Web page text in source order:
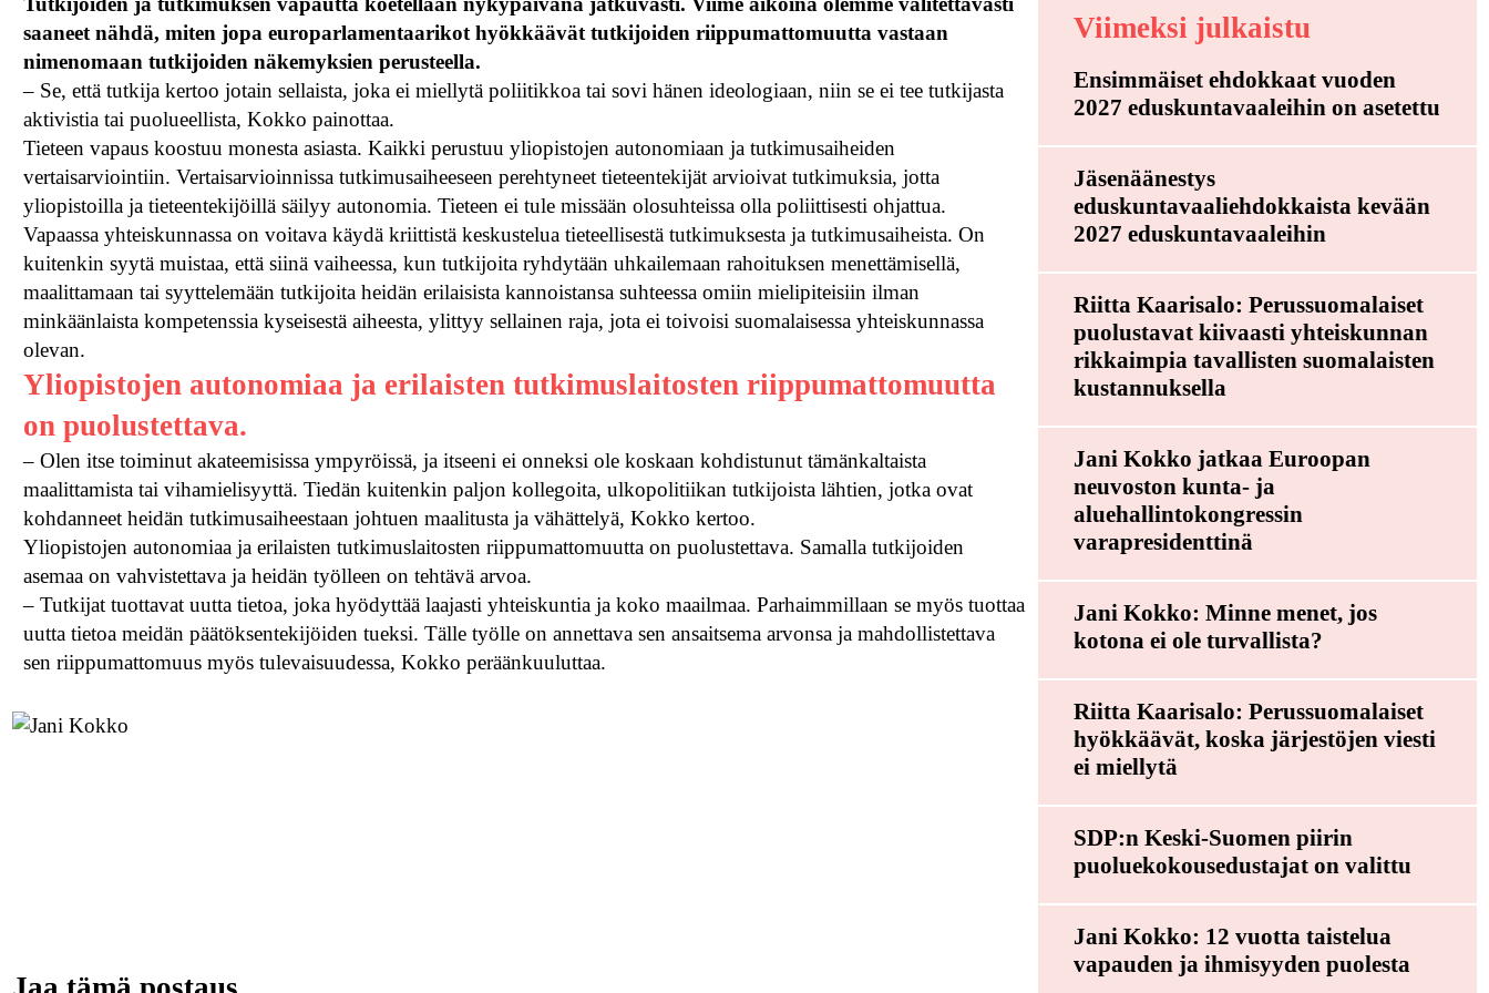
saaneet nähdä, miten jopa europarlamentaarikot hyökkäävät tutkijoiden riippumattomuutta vastaan
nimenomaan tutkijoiden näkemyksien perusteella.
– Se, että tutkija kertoo jotain sellaista, joka ei miellytä poliitikkoa tai sovi hänen ideologiaan, niin se ei tee tutkijasta
aktivistia tai puolueellista, Kokko painottaa.
Tieteen vapaus koostuu monesta asiasta. Kaikki perustuu yliopistojen autonomiaan ja tutkimusaiheiden
vertaisarviointiin. Vertaisarvioinnissa tutkimusaiheeseen perehtyneet tieteentekijät arvioivat tutkimuksia, jotta
yliopistoilla ja tieteentekijöillä säilyy autonomia. Tieteen ei tule missään olosuhteissa olla poliittisesti ohjattua.
Vapaassa yhteiskunnassa on voitava käydä kriittistä keskustelua tieteellisestä tutkimuksesta ja tutkimusaiheista. On
kuitenkin syytä muistaa, että siinä vaiheessa, kun tutkijoita ryhdytään uhkailemaan rahoituksen menettämisellä,
maalittamaan tai syyttelemään tutkijoita heidän erilaisista kannoistansa suhteessa omiin mielipiteisiin ilman
minkäänlaista kompetenssia kyseisestä aiheesta, ylittyy sellainen raja, jota ei toivoisi suomalaisessa yhteiskunnassa
olevan.
Yliopistojen autonomiaa ja erilaisten tutkimuslaitosten riippumattomuutta
on puolustettava.
– Olen itse toiminut akateemisissa ympyröissä, ja itseeni ei onneksi ole koskaan kohdistunut tämänkaltaista
maalittamista tai vihamielisyyttä. Tiedän kuitenkin paljon kollegoita, ulkopolitiikan tutkijoista lähtien, jotka ovat
kohdanneet heidän tutkimusaiheestaan johtuen maalitusta ja vähättelyä, Kokko kertoo.
Yliopistojen autonomiaa ja erilaisten tutkimuslaitosten riippumattomuutta on puolustettava. Samalla tutkijoiden
asemaa on vahvistettava ja heidän työlleen on tehtävä arvoa.
– Tutkijat tuottavat uutta tietoa, joka hyödyttää laajasti yhteiskuntia ja koko maailmaa. Parhaimmillaan se myös tuottaa
uutta tietoa meidän päätöksentekijöiden tueksi. Tälle työlle on annettava sen ansaitsema arvonsa ja mahdollistettava
sen riippumattomuus myös tulevaisuudessa, Kokko peräänkuuluttaa.
Viimeksi julkaistu
Ensimmäiset ehdokkaat vuoden
2027 eduskuntavaaleihin on asetettu
Jäsenäänestys
eduskuntavaaliehdokkaista kevään
2027 eduskuntavaaleihin
Riitta Kaarisalo: Perussuomalaiset
puolustavat kiivaasti yhteiskunnan
rikkaimpia tavallisten suomalaisten
kustannuksella
Jani Kokko jatkaa Euroopan
neuvoston kunta- ja
aluehallintokongressin
varapresidenttinä
Jani Kokko: Minne menet, jos
kotona ei ole turvallista?
Riitta Kaarisalo: Perussuomalaiset
hyökkäävät, koska järjestöjen viesti
ei miellytä
SDP:n Keski-Suomen piirin
puoluekokousedustajat on valittu
Jani Kokko: 12 vuotta taistelua
vapauden ja ihmisyyden puolesta